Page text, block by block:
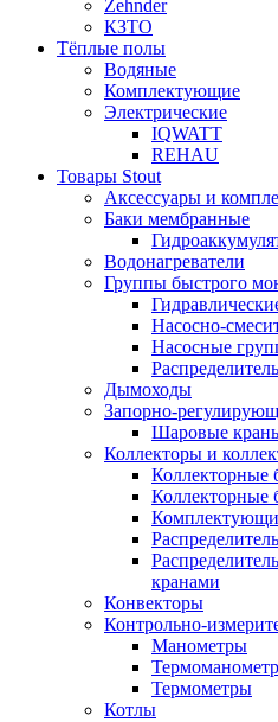
Zehnder
КЗТО
Тёплые полы
Водяные
Комплектующие
Электрические
IQWATT
REHAU
Товары Stout
Аксессуары и
Баки мембранные
Водонагреватели
Группы быстрого
Насосно-
Насосные
Дымоходы
Запорно-
Шаровые
Коллекторы и
Коллекторные
Коллекторные
кранами
Конвекторы
Контрольно-
Манометры
Термометры
Котлы